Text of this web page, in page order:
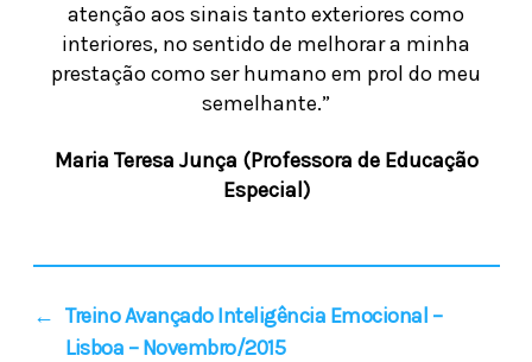
atenção aos sinais tanto exteriores como
interiores, no sentido de melhorar a minha
prestação como ser humano em prol do meu
semelhante.”
Maria Teresa Junça (Professora de Educação
Especial)
← Treino Avançado Inteligência Emocional –
Lisboa – Novembro/2015